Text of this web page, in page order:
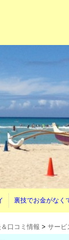
裏技でお金がなく
口コミ情報 > サービ